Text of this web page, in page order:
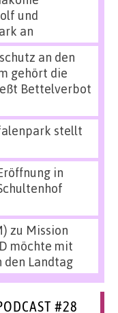
und
an
an den
gehört die
Bettelverbot
stellt
in
zu Mission
möchte mit
den Landtag
#28